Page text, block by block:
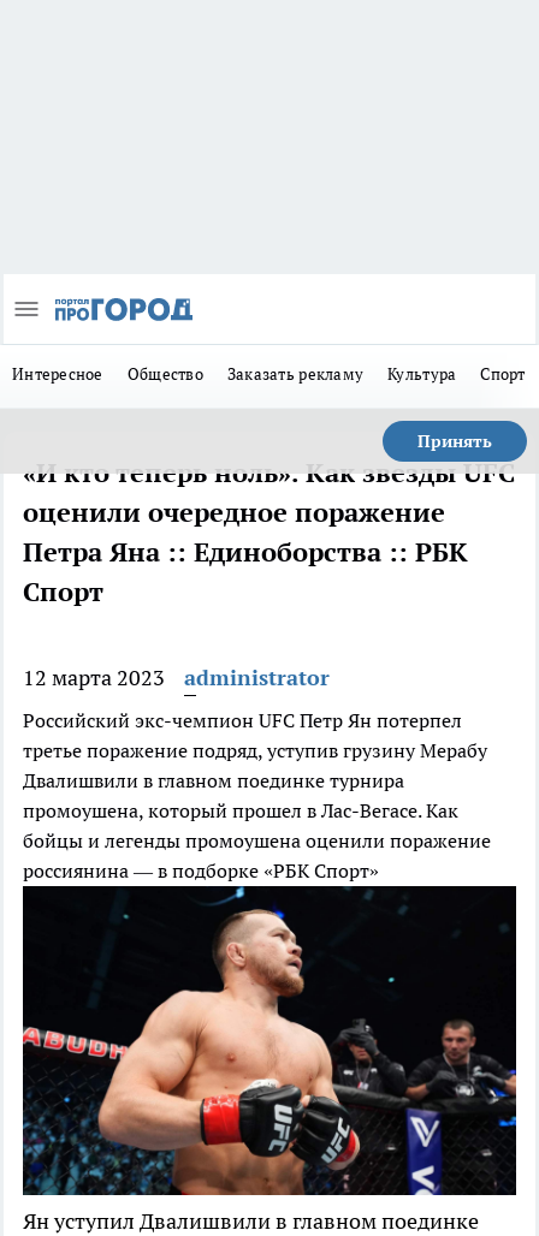
Интересное Общество Заказать рекламу Культура Спорт
Принять
«И кто теперь ноль». Как звезды UFC
оценили очередное поражение
Петра Яна :: Единоборства :: РБК
Спорт
12 марта 2023 administrator
Российский экс-чемпион UFC Петр Ян потерпел
третье поражение подряд, уступив грузину Мерабу
Двалишвили в главном поединке турнира
промоушена, который прошел в Лас-Вегасе. Как
бойцы и легенды промоушена оценили поражение
россиянина — в подборке «РБК Спорт»
Ян уступил Двалишвили в главном поединке